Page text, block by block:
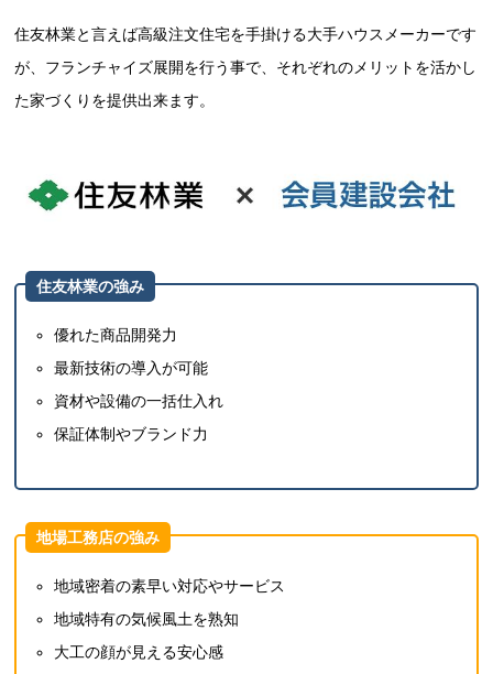
住友林業と言えば高級注文住宅を手掛ける大手ハウスメーカーです
が、フランチャイズ展開を行う事で、それぞれのメリットを活かし
た家づくりを提供出来ます。
住友林業の強み
優れた商品開発力
最新技術の導入が可能
資材や設備の一括仕入れ
保証体制やブランド力
地場工務店の強み
地域密着の素早い対応やサービス
地域特有の気候風土を熟知
大工の顔が見える安心感